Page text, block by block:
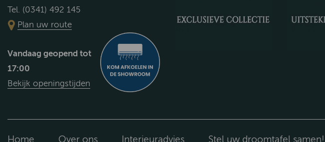
Tel. (0341) 492 145
Plan uw route
Vandaag geopend tot
17:00
Bekijk openingstijden
Home Over ons Interieuradvies Stel uw droomtafel samen!